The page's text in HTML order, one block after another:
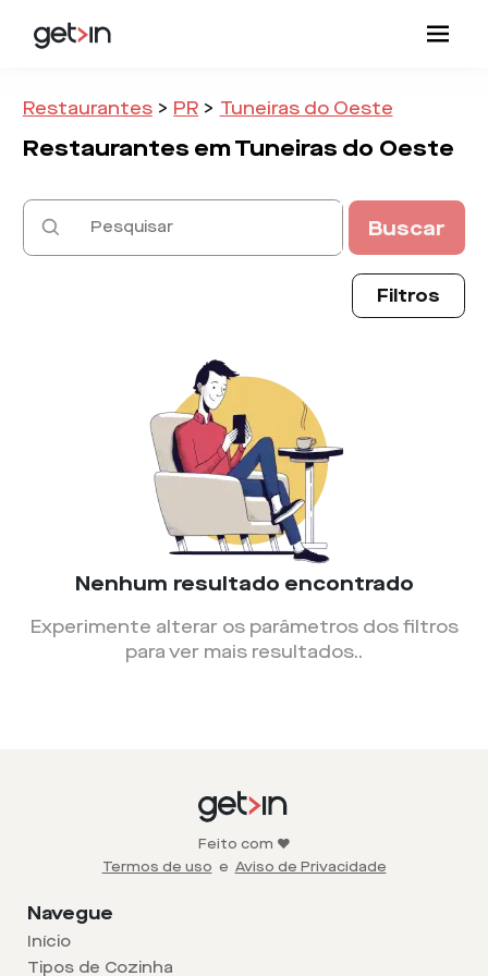
Restaurantes > PR > Tuneiras do Oeste
Restaurantes emTuneiras do Oeste
Buscar
Filtros
Nenhum resultado encontrado
Experimente alterar os parâmetros dos filtros
para ver mais resultados..
Feito com ❤️
Termos de uso e Aviso de Privacidade
Navegue
Início
Tipos de Cozinha